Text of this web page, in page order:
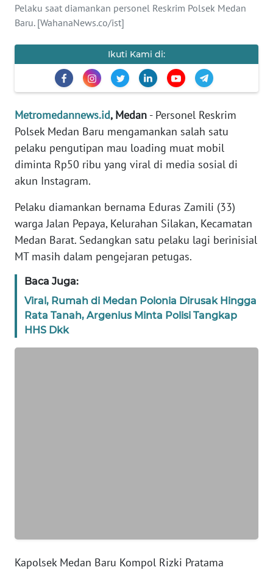
Pelaku saat diamankan personel Reskrim Polsek Medan
Baru. [WahanaNews.co/ist]
Ikuti Kami di:
Metromedannews.id, Medan - Personel Reskrim
Polsek Medan Baru mengamankan salah satu
pelaku pengutipan mau loading muat mobil
diminta Rp50 ribu yang viral di media sosial di
akun Instagram.
Pelaku diamankan bernama Eduras Zamili (33)
warga Jalan Pepaya, Kelurahan Silakan, Kecamatan
Medan Barat. Sedangkan satu pelaku lagi berinisial
MT masih dalam pengejaran petugas.
Baca Juga:
Viral, Rumah di Medan Polonia Dirusak Hingga
Rata Tanah, Argenius Minta Polisi Tangkap
HHS Dkk
Kapolsek Medan Baru Kompol Rizki Pratama
TENTANG
KAMI
MEDIA
REDAKSI
KARIR
DISCLAIMER
Wahana
Regional
WN
WN
JAKARTA
WN